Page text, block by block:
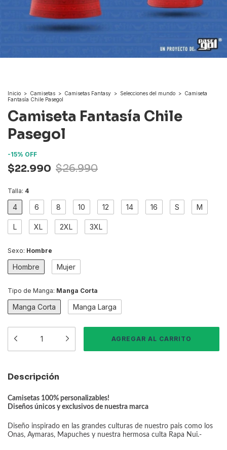
Inicio > Camisetas > Camisetas Fantasy > Selecciones del mundo > Camiseta
Fantasía Chile Pasegol
Camiseta Fantasía Chile
Pasegol
-15% OFF
$22.990 $26.990
Talla: 4
4 6 8 10 12 14 16 S M
L XL 2XL 3XL
Sexo: Hombre
Hombre Mujer
Tipo de Manga: Manga Corta
Manga Corta Manga Larga
Descripción
Camisetas 100% personalizables!
Diseños únicos y exclusivos de nuestra marca
Diseño inspirado en las grandes culturas de nuestro pais como los
Onas, Aymaras, Mapuches y nuestra hermosa culta Rapa Nui.-